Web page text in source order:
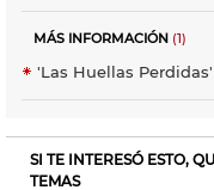
MÁS INFORMACIÓN (1)
'Las Huellas
SI TE INTERESÓ ESTO,
TEMAS